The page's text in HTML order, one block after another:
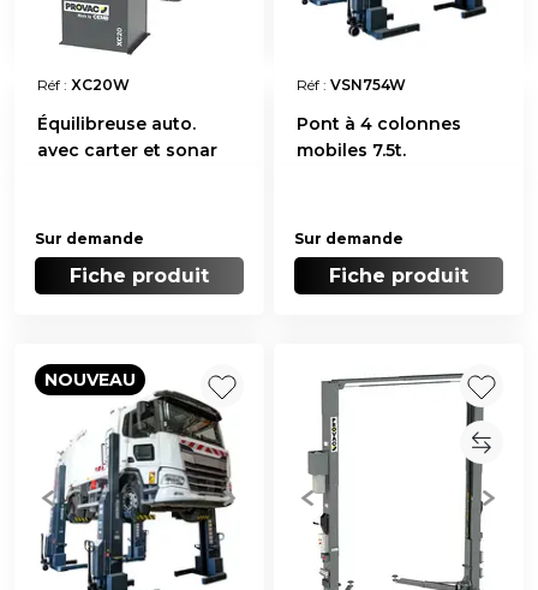
Réf : XC20W
Équilibreuse auto.
avec carter et sonar
Sur demande
Fiche produit
Réf : VSN754W
Pont à 4 colonnes
mobiles 7.5t.
Sur demande
Fiche produit
NOUVEAU